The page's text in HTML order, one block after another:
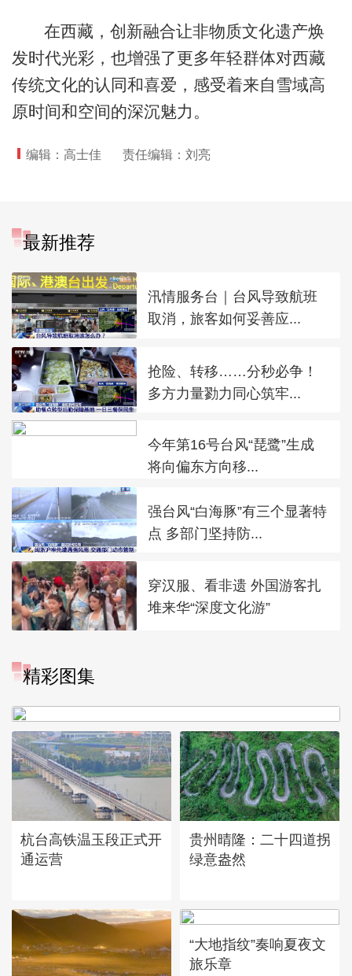
在西藏，创新融合让非物质文化遗产焕
发时代光彩，也增强了更多年轻群体对西藏
传统文化的认同和喜爱，感受着来自雪域高
原时间和空间的深沉魅力。
编辑：高士佳 责任编辑：刘亮
最新推荐
汛情服务台｜台风导致航班
取消，旅客如何妥善应...
抢险、转移……分秒必争！
多方力量勠力同心筑牢...
今年第16号台风“琵鹭”生成
将向偏东方向移...
强台风“白海豚”有三个显著特
点 多部门坚持防...
穿汉服、看非遗 外国游客扎
堆来华“深度文化游”
精彩图集
杭台高铁温玉段正式开
通运营
贵州晴隆：二十四道拐
绿意盎然
“大地指纹”奏响夏夜文
旅乐章